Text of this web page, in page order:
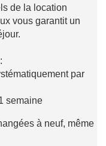
de la location
vous garantit un
par
semaine
à neuf, même